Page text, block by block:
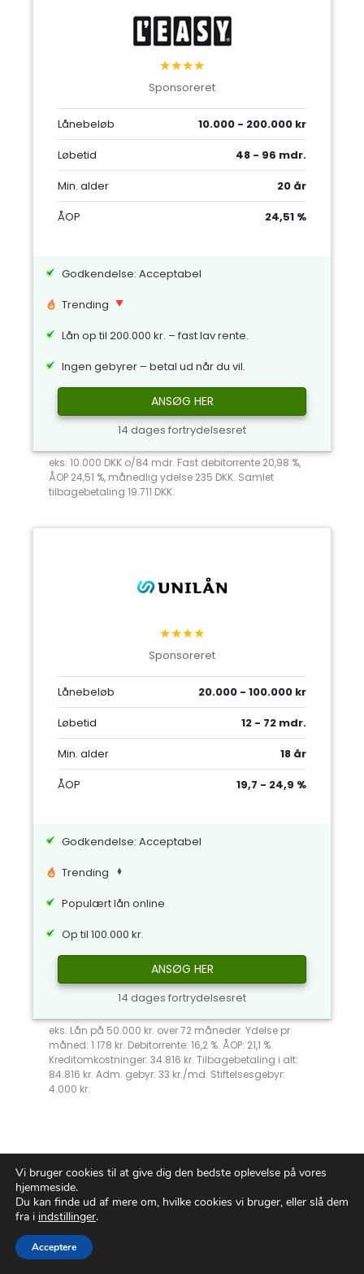
★★★★
Sponsoreret
Lånebeløb
10.000 - 200.000 kr
Løbetid
48 - 96 mdr.
Min. alder
20 år
ÅOP
24,51 %
Godkendelse: Acceptabel
Trending
Lån op til 200.000 kr. – fast lav rente.
Ingen gebyrer – betal ud når du vil.
ANSØG HER
14 dages fortrydelsesret
eks: 10.000 DKK o/84 mdr. Fast debitorrente 20,98 %,
ÅOP 24,51 %, månedlig ydelse 235 DKK. Samlet
tilbagebetaling 19.711 DKK.
★★★★
Sponsoreret
Lånebeløb
20.000 - 100.000 kr
Løbetid
12 - 72 mdr.
Min. alder
18 år
ÅOP
19,7 - 24,9 %
Godkendelse: Acceptabel
Trending
Populært lån online
Op til 100.000 kr.
ANSØG HER
14 dages fortrydelsesret
eks: Lån på 50.000 kr. over 72 måneder. Ydelse pr.
måned: 1.178 kr. Debitorrente: 16,2 %. ÅOP: 21,1 %.
Kreditomkostninger: 34.816 kr. Tilbagebetaling i alt:
84.816 kr. Adm. gebyr: 33 kr./md. Stiftelsesgebyr:
4.000 kr.
Revolutioner Din Finansielle
Fremtid medOnline Banker
i Danmark
Vi bruger cookies til at give dig den bedste oplevelse på vores
hjemmeside.
Du kan finde ud af mere om, hvilke cookies vi bruger, eller slå dem
fra i indstillinger.
Acceptere